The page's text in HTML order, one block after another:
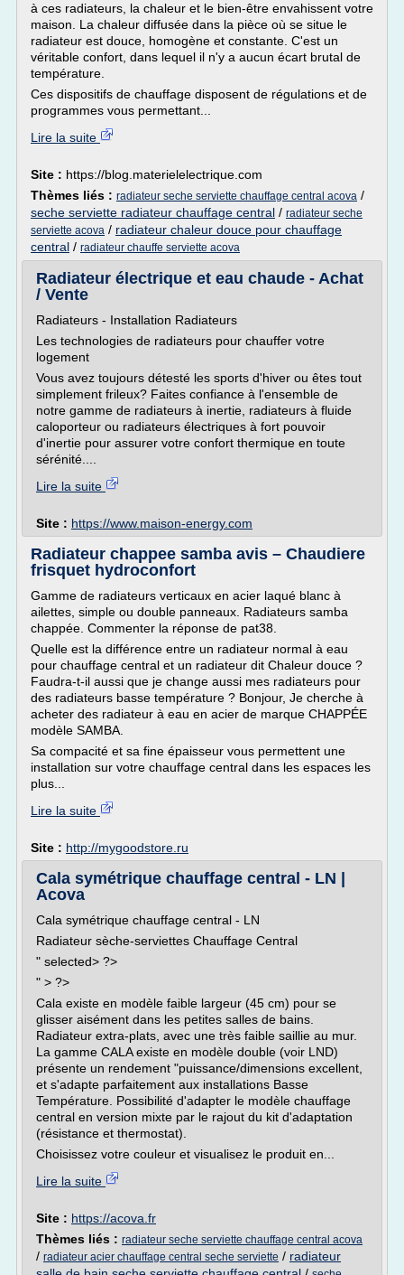
à ces radiateurs, la chaleur et le bien-être envahissent votre
maison. La chaleur diffusée dans la pièce où se situe le
radiateur est douce, homogène et constante. C'est un
véritable confort, dans lequel il n'y a aucun écart brutal de
température.
Ces dispositifs de chauffage disposent de régulations et de
programmes vous permettant...
Lire la suite
Site : https://blog.materielelectrique.com
Thèmes liés : radiateur seche serviette chauffage central acova /
seche serviette radiateur chauffage central / radiateur seche
serviette acova / radiateur chaleur douce pour chauffage
central / radiateur chauffe serviette acova
Radiateur électrique et eau chaude - Achat
/ Vente
Radiateurs - Installation Radiateurs
Les technologies de radiateurs pour chauffer votre
logement
Vous avez toujours détesté les sports d'hiver ou êtes tout
simplement frileux? Faites confiance à l'ensemble de
notre gamme de radiateurs à inertie, radiateurs à fluide
caloporteur ou radiateurs électriques à fort pouvoir
d'inertie pour assurer votre confort thermique en toute
sérénité....
Lire la suite
Site : https://www.maison-energy.com
Radiateur chappee samba avis – Chaudiere
frisquet hydroconfort
Gamme de radiateurs verticaux en acier laqué blanc à
ailettes, simple ou double panneaux. Radiateurs samba
chappée. Commenter la réponse de pat38.
Quelle est la différence entre un radiateur normal à eau
pour chauffage central et un radiateur dit Chaleur douce ?
Faudra-t-il aussi que je change aussi mes radiateurs pour
des radiateurs basse température ? Bonjour, Je cherche à
acheter des radiateur à eau en acier de marque CHAPPÉE
modèle SAMBA.
Sa compacité et sa fine épaisseur vous permettent une
installation sur votre chauffage central dans les espaces les
plus...
Lire la suite
Site : http://mygoodstore.ru
Cala symétrique chauffage central - LN |
Acova
Cala symétrique chauffage central - LN
Radiateur sèche-serviettes Chauffage Central
" selected> ?>
" > ?>
Cala existe en modèle faible largeur (45 cm) pour se
glisser aisément dans les petites salles de bains.
Radiateur extra-plats, avec une très faible saillie au mur.
La gamme CALA existe en modèle double (voir LND)
présente un rendement "puissance/dimensions excellent,
et s'adapte parfaitement aux installations Basse
Température. Possibilité d'adapter le modèle chauffage
central en version mixte par le rajout du kit d'adaptation
(résistance et thermostat).
Choisissez votre couleur et visualisez le produit en...
Lire la suite
Site : https://acova.fr
Thèmes liés : radiateur seche serviette chauffage central acova
/ radiateur acier chauffage central seche serviette / radiateur